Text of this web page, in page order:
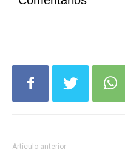
Expansión: el MAV aterriza en